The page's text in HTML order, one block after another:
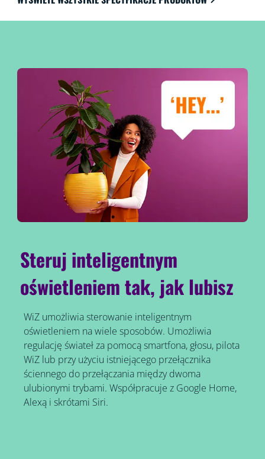
Steruj inteligentnym
oświetleniem tak, jak lubisz
WiZ umożliwia sterowanie inteligentnym
oświetleniem na wiele sposobów. Umożliwia
regulację świateł za pomocą smartfona, głosu, pilota
WiZ lub przy użyciu istniejącego przełącznika
ściennego do przełączania między dwoma
ulubionymi trybami. Współpracuje z Google Home,
Alexą i skrótami Siri.